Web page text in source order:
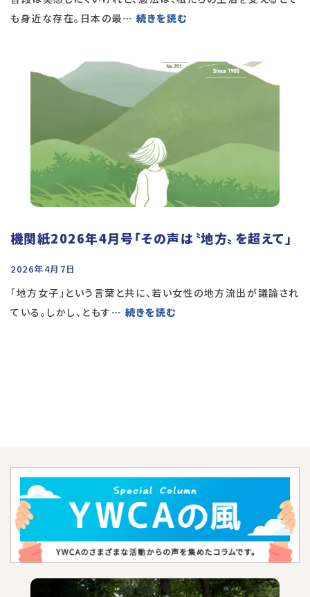
も身近な存在。日本の最… 続きを読む
機関紙2026年4月号「その声は〝地方〟を超えて」
2026年4月7日
「地方女子」という言葉と共に、若い女性の地方流出が議論され
ている。しかし、ともす … 続きを読む